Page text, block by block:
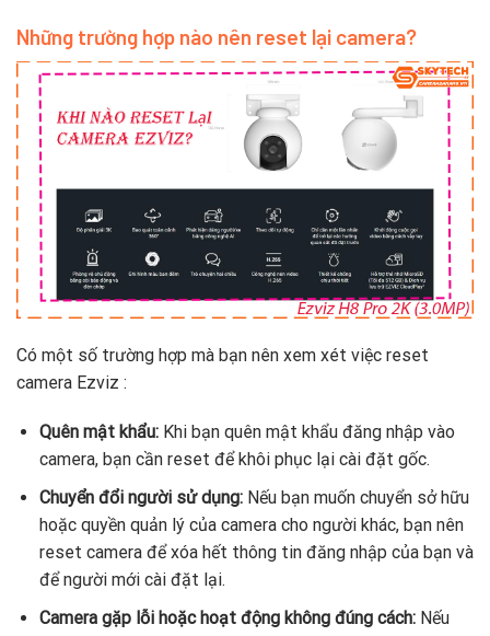
Những trường hợp nào nên reset lại camera?
Có một số trường hợp mà bạn nên xem xét việc reset
camera Ezviz :
Quên mật khẩu:Khi bạn quên mật khẩu đăng nhập vào
camera, bạn cần reset để khôi phục lại cài đặt gốc.
Chuyển đổi người sử dụng:Nếu bạn muốn chuyển sở hữu
hoặc quyền quản lý của camera cho người khác, bạn nên
reset camera để xóa hết thông tin đăng nhập của bạn và
để người mới cài đặt lại.
Camera gặp lỗi hoặc hoạt động không đúng cách:Nếu